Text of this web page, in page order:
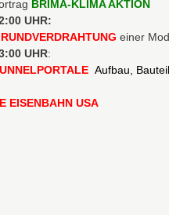
BRIMA-KLIMA AKTION
UHR:
einer
UHR:
Aufbau,
EISENBAHN USA